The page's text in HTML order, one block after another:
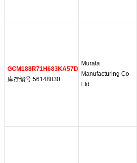
GCM188R71H683KA57D
库存编号:56148030
Murata
Manufacturing Co
Ltd